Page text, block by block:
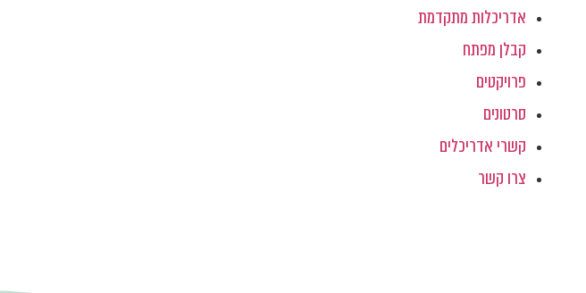
אדריכלות מתקדמת
קבלן מפתח
פרויקטים
סרטונים
קשרי אדריכלים
צרו קשר